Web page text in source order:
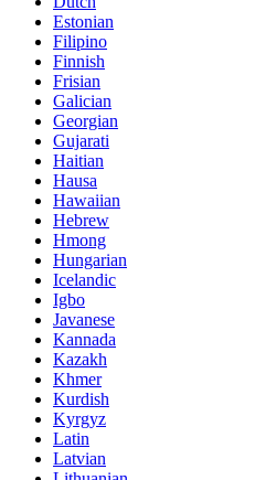
Estonian
Filipino
Finnish
Frisian
Galician
Georgian
Gujarati
Haitian
Hausa
Hawaiian
Hebrew
Hmong
Hungarian
Icelandic
Igbo
Javanese
Kannada
Kazakh
Khmer
Kurdish
Kyrgyz
Latin
Latvian